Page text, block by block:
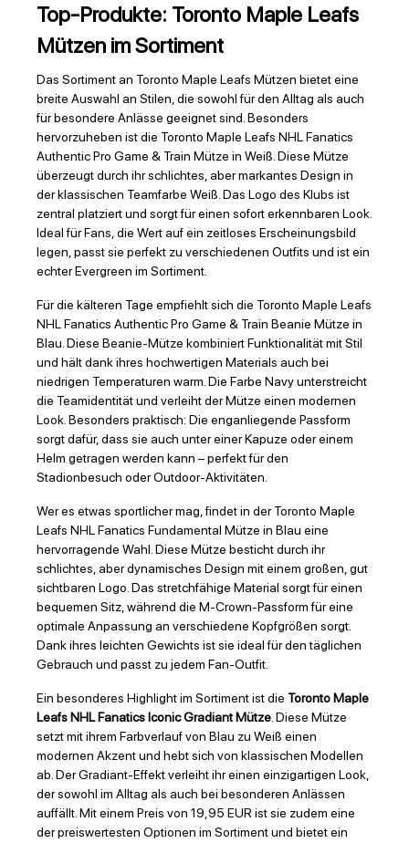
Top-Produkte: Toronto Maple Leafs
Mützen im Sortiment
Das Sortiment an Toronto Maple Leafs Mützen bietet eine
breite Auswahl an Stilen, die sowohl für den Alltag als auch
für besondere Anlässe geeignet sind. Besonders
hervorzuheben ist die Toronto Maple Leafs NHL Fanatics
Authentic Pro Game & Train Mütze in Weiß. Diese Mütze
überzeugt durch ihr schlichtes, aber markantes Design in
der klassischen Teamfarbe Weiß. Das Logo des Klubs ist
zentral platziert und sorgt für einen sofort erkennbaren Look.
Ideal für Fans, die Wert auf ein zeitloses Erscheinungsbild
legen, passt sie perfekt zu verschiedenen Outfits und ist ein
echter Evergreen im Sortiment.
Für die kälteren Tage empfiehlt sich die Toronto Maple Leafs
NHL Fanatics Authentic Pro Game & Train Beanie Mütze in
Blau. Diese Beanie-Mütze kombiniert Funktionalität mit Stil
und hält dank ihres hochwertigen Materials auch bei
niedrigen Temperaturen warm. Die Farbe Navy unterstreicht
die Teamidentität und verleiht der Mütze einen modernen
Look. Besonders praktisch: Die enganliegende Passform
sorgt dafür, dass sie auch unter einer Kapuze oder einem
Helm getragen werden kann – perfekt für den
Stadionbesuch oder Outdoor-Aktivitäten.
Wer es etwas sportlicher mag, findet in der Toronto Maple
Leafs NHL Fanatics Fundamental Mütze in Blau eine
hervorragende Wahl. Diese Mütze besticht durch ihr
schlichtes, aber dynamisches Design mit einem großen, gut
sichtbaren Logo. Das stretchfähige Material sorgt für einen
bequemen Sitz, während die M-Crown-Passform für eine
optimale Anpassung an verschiedene Kopfgrößen sorgt.
Dank ihres leichten Gewichts ist sie ideal für den täglichen
Gebrauch und passt zu jedem Fan-Outfit.
Ein besonderes Highlight im Sortiment ist die Toronto Maple
Leafs NHL Fanatics Iconic Gradiant Mütze. Diese Mütze
setzt mit ihrem Farbverlauf von Blau zu Weiß einen
modernen Akzent und hebt sich von klassischen Modellen
ab. Der Gradiant-Effekt verleiht ihr einen einzigartigen Look,
der sowohl im Alltag als auch bei besonderen Anlässen
auffällt. Mit einem Preis von 19,95 EUR ist sie zudem eine
der preiswertesten Optionen im Sortiment und bietet ein